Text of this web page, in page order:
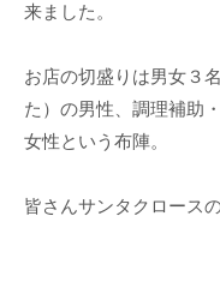
来ました。
お店の切盛りは男女３
た）の男性、調理補助
女性という布陣。
皆さんサンタクロース